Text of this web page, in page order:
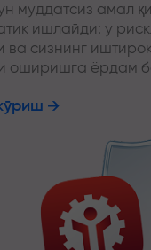
муддатсиз амал
ишлайди: у
ва сизнинг
оширишга ёрдам